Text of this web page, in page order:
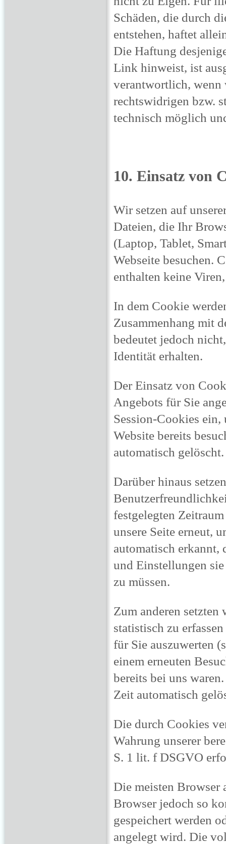
Schäden, die durch
entstehen, haftet
Die Haftung
Link hinweist, ist
verantwortlich, wenn
rechtswidrigen bzw.
technisch möglich
10. Einsatz von
Wir setzen auf
Dateien, die Ihr
(Laptop, Tablet,
Webseite besuchen.
enthalten keine
In dem Cookie
Zusammenhang mit
bedeutet jedoch
Identität erhalten.
Der Einsatz von
Angebots für Sie
Session-Cookies ein,
Website bereits
automatisch gelöscht.
Darüber hinaus
festgelegten
unsere Seite erneut,
automatisch erkannt,
und Einstellungen
zu müssen.
Zum anderen
statistisch zu
für Sie auszuwerten
einem erneuten
bereits bei uns
Zeit automatisch
Die durch Cookies
Wahrung unserer
S. 1 lit. f DSGVO
Die meisten Browser
Browser jedoch so
gespeichert werden
angelegt wird. Die